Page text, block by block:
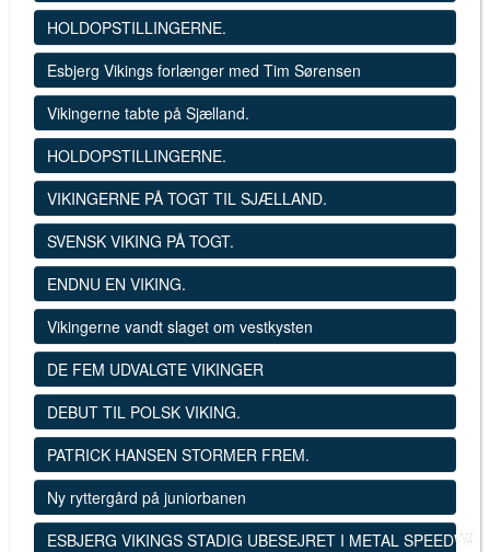
HOLDOPSTILLINGERNE.
Esbjerg Vikings forlænger med Tim Sørensen
Vikingerne tabte på Sjælland.
HOLDOPSTILLINGERNE.
VIKINGERNE PÅ TOGT TIL SJÆLLAND.
SVENSK VIKING PÅ TOGT.
ENDNU EN VIKING.
Vikingerne vandt slaget om vestkysten
DE FEM UDVALGTE VIKINGER
DEBUT TIL POLSK VIKING.
PATRICK HANSEN STORMER FREM.
Ny ryttergård på juniorbanen
ESBJERG VIKINGS STADIG UBESEJRET I METAL